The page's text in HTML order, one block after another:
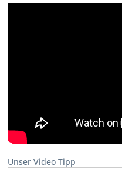
Unser Video Tipp